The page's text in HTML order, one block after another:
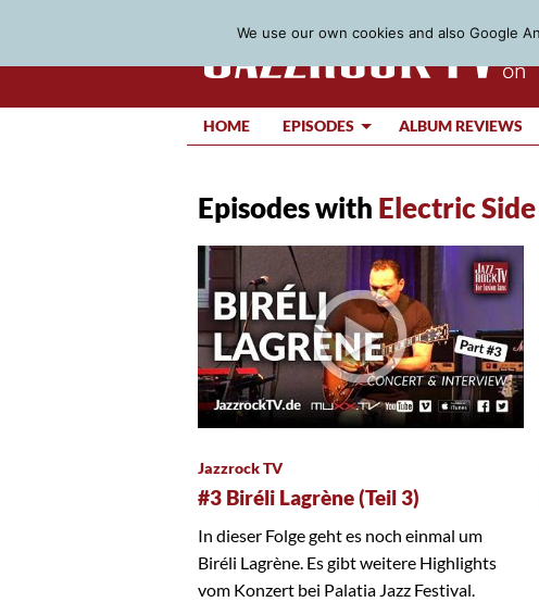
HOME EPISODES ALBUM REVIEWS
Episodes with Electric Side
Jazzrock TV
#3 Biréli Lagrène (Teil 3)
In dieser Folge geht es noch einmal um
Biréli Lagrène. Es gibt weitere Highlights
vom Konzert bei Palatia Jazz Festival.
We use our own cookies and also Google